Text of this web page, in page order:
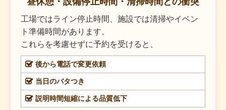
工場ではライン停止時間、施設では清掃やイベン
ト準備時間があります。
これらを考慮せずに予約を受けると、
後から電話で変更依頼
当日のバタつき
説明時間短縮による品質低下